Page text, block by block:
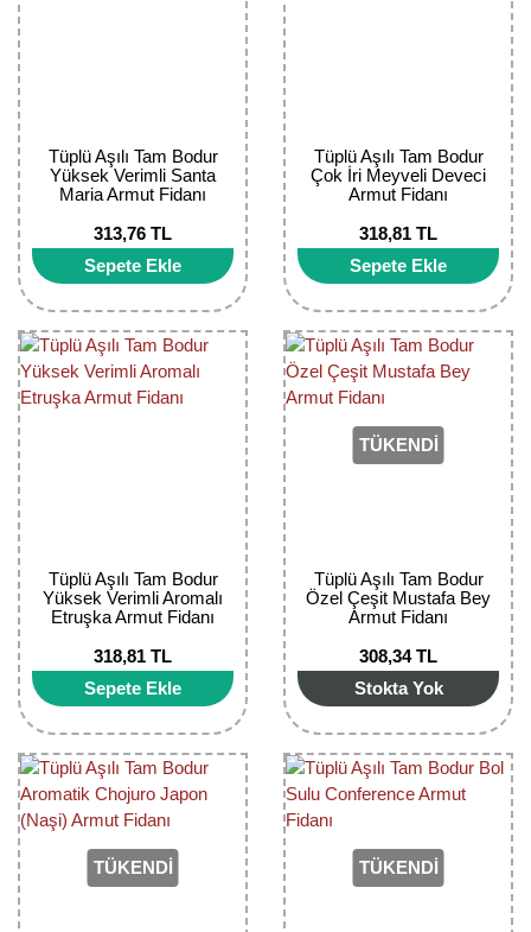
Tüplü Aşılı Tam Bodur
Yüksek Verimli Santa
Maria Armut Fidanı
313,76 TL
Sepete Ekle
Tüplü Aşılı Tam Bodur
Çok İri Meyveli Deveci
Armut Fidanı
318,81 TL
Sepete Ekle
Tüplü Aşılı Tam Bodur
Yüksek Verimli Aromalı
Etruşka Armut Fidanı
318,81 TL
Sepete Ekle
TÜKENDİ
Tüplü Aşılı Tam Bodur
Özel Çeşit Mustafa Bey
Armut Fidanı
308,34 TL
Stokta Yok
TÜKENDİ TÜKENDİ
Keçiboynuzu Fidanı
Kestane Fidanı
Kiraz Fidanı
Kivi Fidanı
Kızılcık Fidanı
Longan Fidanı
Mango Fidanı
Melez Meyveler
Murt Fidanı
Muz Fidanı